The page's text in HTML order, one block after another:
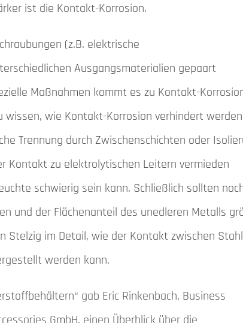
ist die Kontakt-Korrosion.
(z.B. elektrische
Ausgangsmaterialien gepaart
Maßnahmen kommt es zu Kontakt-
wie Kontakt-Korrosion verhindert werden
Trennung durch Zwischenschichten oder
Kontakt zu elektrolytischen Leitern vermieden
schwierig sein kann. Schließlich sollten
und der Flächenanteil des unedleren Metalls
im Detail, wie der Kontakt zwischen
werden kann.
gab Eric Rinkenbach, Business